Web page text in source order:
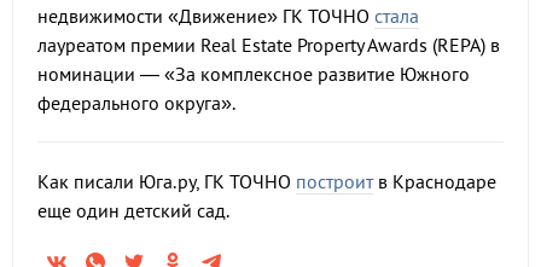
недвижимости «Движение» ГК ТОЧНО стала
лауреатом премии Real Estate Property Awards (REPA) в
номинации — «За комплексное развитие Южного
федерального округа».
Как писали Юга.ру, ГК ТОЧНО построитв Краснодаре
еще один детский сад.